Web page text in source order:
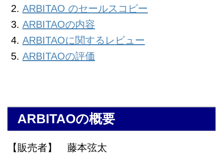
ARBITAO のセールスコピー
ARBITAOの内容
ARBITAOに関するレビュー
ARBITAOの評価
ARBITAOの概要
【販売者】 藤本弦太